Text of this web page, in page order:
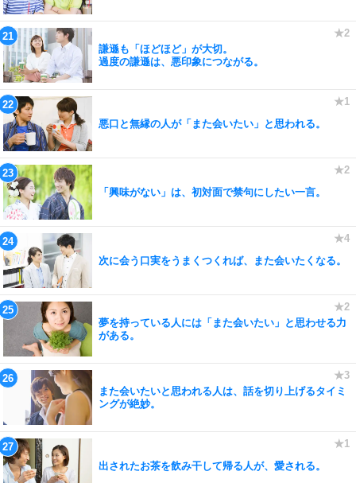
謙遜も「ほどほど」が大切。
過度の謙遜は、悪印象につながる。
悪口と無縁の人が「また会いたい」と思われる。
「興味がない」は、初対面で禁句にしたい一言。
次に会う口実をうまくつくれば、また会いたくなる。
夢を持っている人には「また会いたい」と思わせる力
がある。
また会いたいと思われる人は、話を切り上げるタイミ
ングが絶妙。
出されたお茶を飲み干して帰る人が、愛される。